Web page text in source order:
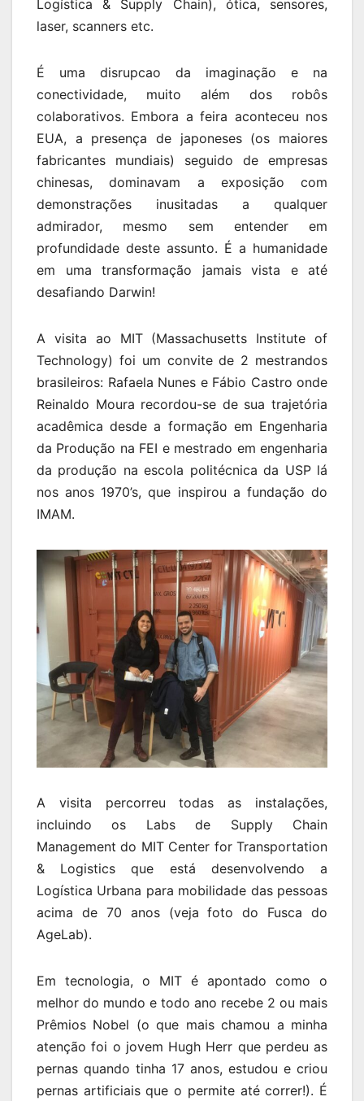
Logística & Supply Chain), ótica, sensores,
laser, scanners etc.
É uma disrupcao da imaginação e na
conectividade, muito além dos robôs
colaborativos. Embora a feira aconteceu nos
EUA, a presença de japoneses (os maiores
fabricantes mundiais) seguido de empresas
chinesas, dominavam a exposição com
demonstrações inusitadas a qualquer
admirador, mesmo sem entender em
profundidade deste assunto. É a humanidade
em uma transformação jamais vista e até
desafiando Darwin!
A visita ao MIT (Massachusetts Institute of
Technology) foi um convite de 2 mestrandos
brasileiros: Rafaela Nunes e Fábio Castro onde
Reinaldo Moura recordou-se de sua trajetória
acadêmica desde a formação em Engenharia
da Produção na FEI e mestrado em engenharia
da produção na escola politécnica da USP lá
nos anos 1970’s, que inspirou a fundação do
IMAM.
A visita percorreu todas as instalações,
incluindo os Labs de Supply Chain
Management do MIT Center for Transportation
& Logistics que está desenvolvendo a
Logística Urbana para mobilidade das pessoas
acima de 70 anos (veja foto do Fusca do
AgeLab).
Em tecnologia, o MIT é apontado como o
melhor do mundo e todo ano recebe 2 ou mais
Prêmios Nobel (o que mais chamou a minha
atenção foi o jovem Hugh Herr que perdeu as
pernas quando tinha 17 anos, estudou e criou
pernas artificiais que o permite até correr!). É